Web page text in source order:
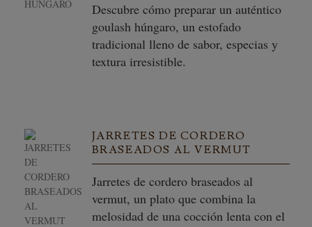
Descubre cómo preparar un auténtico
goulash húngaro, un estofado
tradicional lleno de sabor, especias y
textura irresistible.
JARRETES DE CORDERO
BRASEADOS AL VERMUT
Jarretes de cordero braseados al
vermut, un plato que combina la
melosidad de una cocción lenta con el